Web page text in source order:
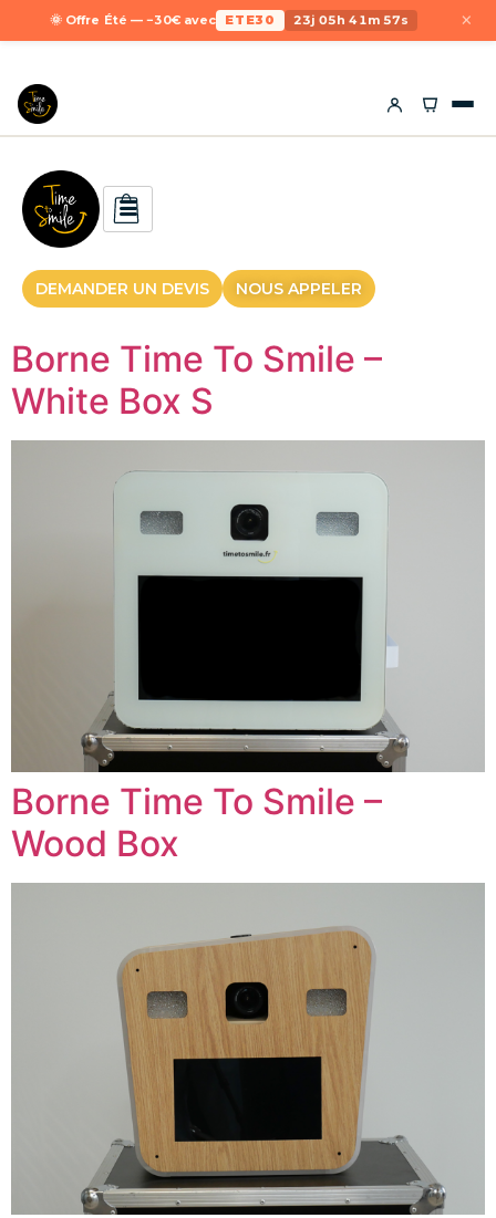
🌞 Offre Été — −30€ avec ETE30 23j 05h 41m 56s ×
DEMANDER UN DEVIS NOUS APPELER
Borne Time To Smile –
White Box S
Borne Time To Smile –
Wood Box